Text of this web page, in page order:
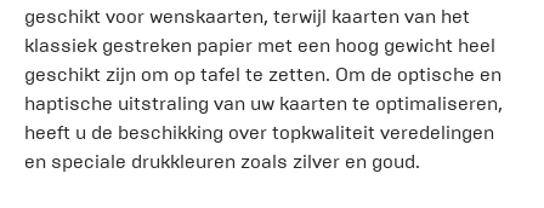
geschikt voor wenskaarten, terwijl kaarten van het
klassiek gestreken papier met een hoog gewicht heel
geschikt zijn om op tafel te zetten. Om de optische en
haptische uitstraling van uw kaarten te optimaliseren,
heeft u de beschikking over topkwaliteit veredelingen
en speciale drukkleuren zoals zilver en goud.